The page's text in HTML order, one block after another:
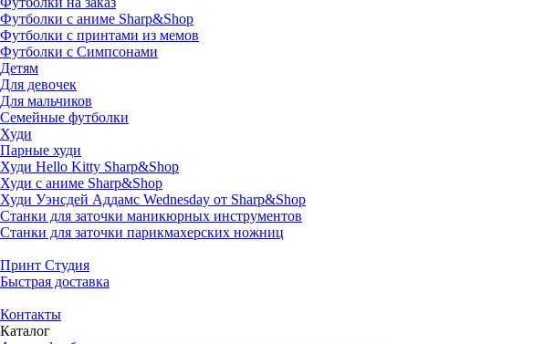
Футболки с аниме Sharp&Shop
Футболки с принтами из мемов
Футболки с Симпсонами
Детям
Для девочек
Для мальчиков
Семейные футболки
Худи
Парные худи
Худи Hello Kitty Sharp&Shop
Худи с аниме Sharp&Shop
Худи Уэнсдей Аддамс Wednesday от Sharp&Shop
Станки для заточки маникюрных инструментов
Станки для заточки парикмахерских ножниц
Принт Студия
Быстрая доставка
Контакты
Каталог